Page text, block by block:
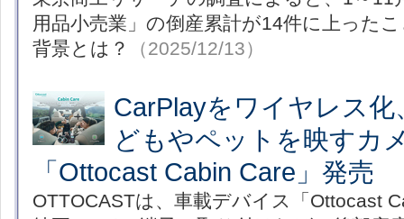
用品小売業」の倒産累計が14件に上った
背景とは？
（2025/12/13）
CarPlayをワイヤレス化
どもやペットを映す
「Ottocast Cabin Care」発売
OTTOCASTは、車載デバイス「Ottocast